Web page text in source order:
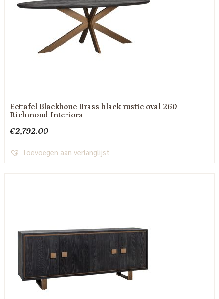
Eettafel Blackbone Brass black rustic oval 260
Richmond Interiors
€2,792.00
Toevoegen aan verlanglijst